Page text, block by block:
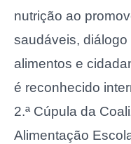
nutrição ao
saudáveis,
alimentos e
é reconhecido
2.ª Cúpula da
Alimentação